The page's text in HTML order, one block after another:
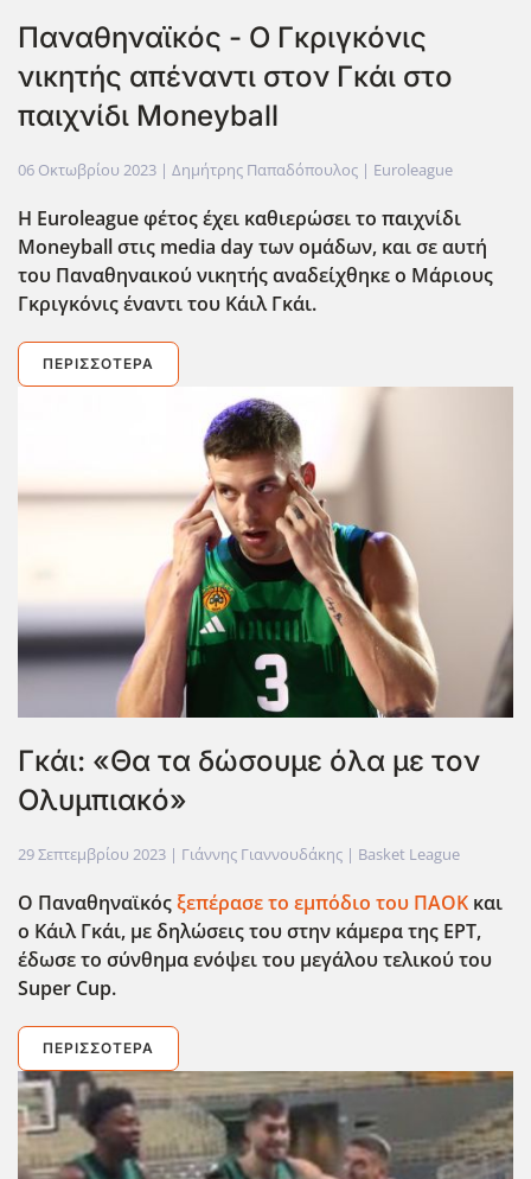
Παναθηναϊκός - Ο Γκριγκόνις
νικητής απέναντι στον Γκάι στο
παιχνίδι Moneyball
06 Οκτωβρίου 2023 | Δημήτρης Παπαδόπουλος | Euroleague
Η Euroleague φέτος έχει καθιερώσει το παιχνίδι
Moneyball στις media day των ομάδων, και σε αυτή
του Παναθηναικού νικητής αναδείχθηκε ο Μάριους
Γκριγκόνις έναντι του Κάιλ Γκάι.
ΠΕΡΙΣΣΌΤΕΡΑ
Γκάι: «Θα τα δώσουμε όλα με τον
Ολυμπιακό»
29 Σεπτεμβρίου 2023 | Γιάννης Γιαννουδάκης | Basket League
Ο Παναθηναϊκόςξεπέρασε το εμπόδιο του ΠΑΟΚ και
ο Κάιλ Γκάι, με δηλώσεις του στην κάμερα της ΕΡΤ,
έδωσε το σύνθημα ενόψει του μεγάλου τελικού του
Super Cup.
ΠΕΡΙΣΣΌΤΕΡΑ